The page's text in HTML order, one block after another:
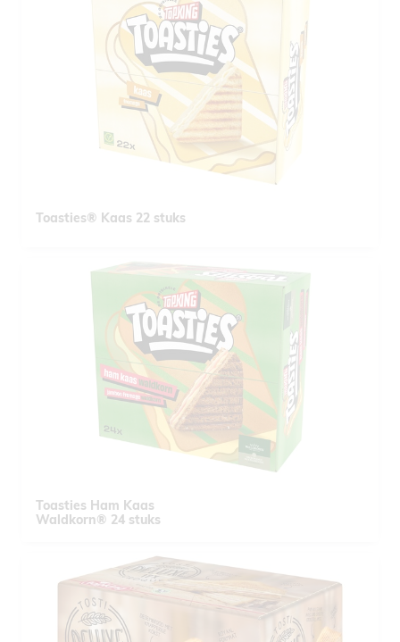
Toasties® Kaas 22 stuks
Toasties Ham Kaas
Waldkorn® 24 stuks